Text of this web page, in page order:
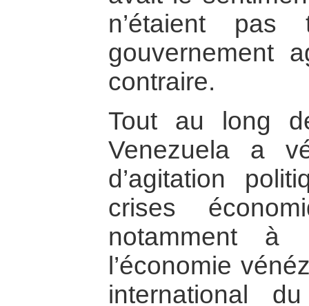
n’étaient
gouvernement
contraire.
Tout au long
Venezuela a
d’agitation
crises
notamment à
l’économie
international